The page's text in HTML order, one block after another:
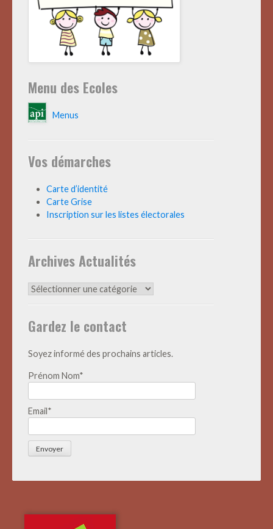
Menu des Ecoles
Menus
Vos démarches
Carte d’identité
Carte Grise
Inscription sur les listes électorales
Archives Actualités
Archives
Gardez le contact
Soyez informé des prochains articles.
Prénom Nom*
Email*